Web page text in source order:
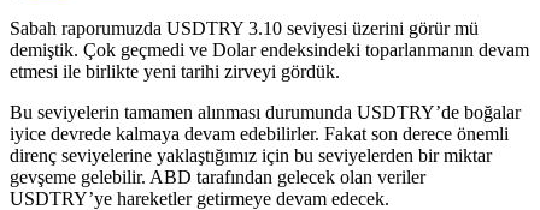
Sabah raporumuzda USDTRY 3.10 seviyesi üzerini görür mü
demiştik. Çok geçmedi ve Dolar endeksindeki toparlanmanın devam
etmesi ile birlikte yeni tarihi zirveyi gördük.
Bu seviyelerin tamamen alınması durumunda USDTRY’de boğalar
iyice devrede kalmaya devam edebilirler. Fakat son derece önemli
direnç seviyelerine yaklaştığımız için bu seviyelerden bir miktar
gevşeme gelebilir. ABD tarafından gelecek olan veriler
USDTRY’ye hareketler getirmeye devam edecek.